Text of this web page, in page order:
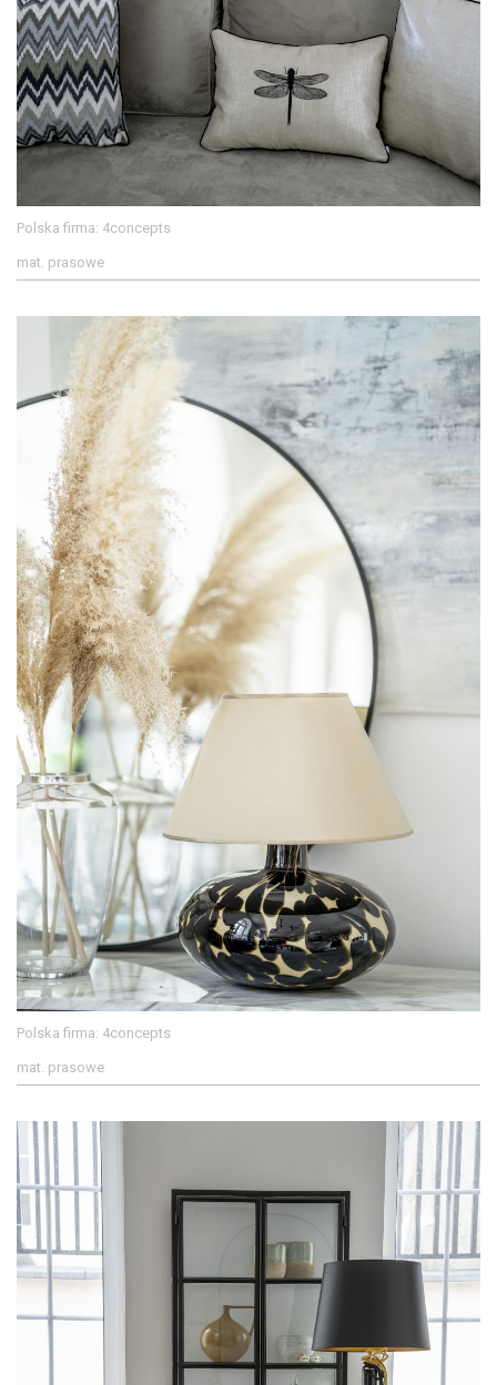
Polska firma: 4concepts
mat. prasowe
Polska firma: 4concepts
mat. prasowe